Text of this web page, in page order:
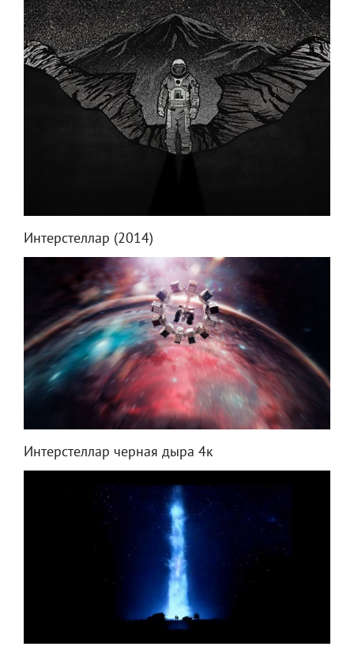
Интерстеллар (2014)
Интерстеллар черная дыра 4к